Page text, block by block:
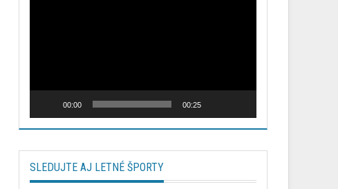
00:00 00:25
SLEDUJTE AJ LETNÉ ŠPORTY